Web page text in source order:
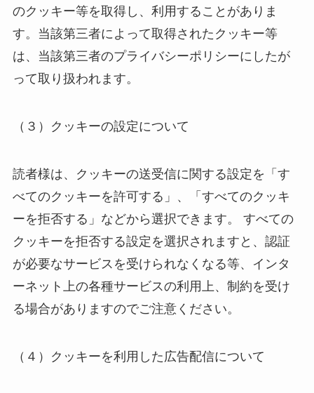
のクッキー等を取得し、利用することがありま
す。当該第三者によって取得されたクッキー等
は、当該第三者のプライバシーポリシーにしたが
って取り扱われます。
（３）クッキーの設定について
読者様は、クッキーの送受信に関する設定を「す
べてのクッキーを許可する」、「すべてのクッキ
ーを拒否する」などから選択できます。
すべての
クッキーを拒否する設定を選択されますと、認証
が必要なサービスを受けられなくなる等、インタ
ーネット上の各種サービスの利用上、制約を受け
る場合がありますのでご注意ください。
（４）クッキーを利用した広告配信について